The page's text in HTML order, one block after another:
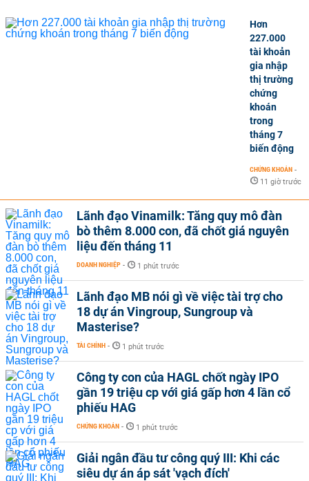
Hơn
227.000
tài khoản
gia nhập
thị trường
chứng
khoán
trong
tháng 7
biến động
CHỨNG KHOÁN -
11 giờ trước
Lãnh đạo Vinamilk: Tăng quy mô đàn
bò thêm 8.000 con, đã chốt giá nguyên
liệu đến tháng 11
DOANH NGHIỆP - 1 phút trước
Lãnh đạo MB nói gì về việc tài trợ cho
18 dự án Vingroup, Sungroup và
Masterise?
TÀI CHÍNH - 1 phút trước
Công ty con của HAGL chốt ngày IPO
gần 19 triệu cp với giá gấp hơn 4 lần cổ
phiếu HAG
CHỨNG KHOÁN - 1 phút trước
Giải ngân đầu tư công quý III: Khi các
siêu dự án áp sát 'vạch đích'